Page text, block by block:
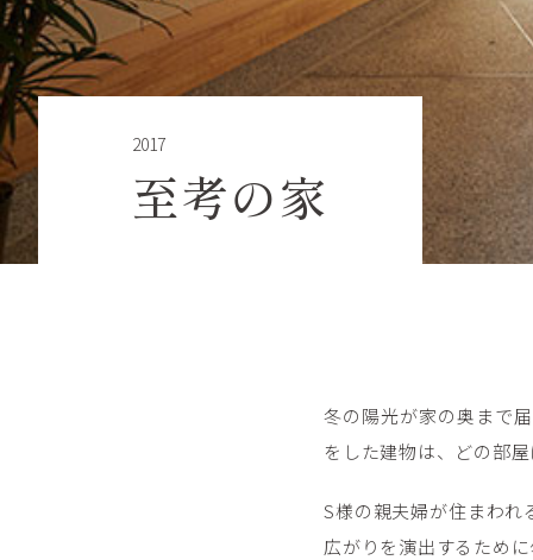
2017
至考の家
冬の陽光が家の奥まで
をした建物は、どの部
S様の親夫婦が住まわれ
広がりを演出するため